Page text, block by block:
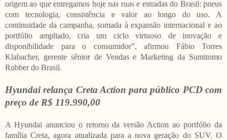
origem ao que entregamos hoje nas ruas e estradas do Brasil: pneus
com tecnologia, consistência e valor ao longo do uso. A
continuidade da campanha, somada à expansão internacional e ao
portfólio ampliado, cria um ciclo virtuoso de inovação e
disponibilidade para o consumidor”, afirmou Fábio Torres
Klabacher, gerente sênior de Vendas e Marketing da Sumitomo
Rubber do Brasil.
Hyundai relança Creta Action para público PCD com
preço de R$ 119.990,00
A Hyundai anunciou o retorno da versão Action ao portfólio da
família Creta, agora atualizada para a nova geração do SUV. O